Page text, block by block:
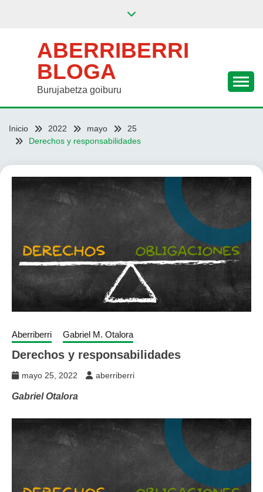
ABERRIBERRI
BLOGA
Burujabetza goiburu
Inicio 2022 mayo
25
Derechos y responsabilidades
Aberriberri Gabriel M. Otalora
Derechos y responsabilidades
mayo 25, 2022 aberriberri
Gabriel Otalora